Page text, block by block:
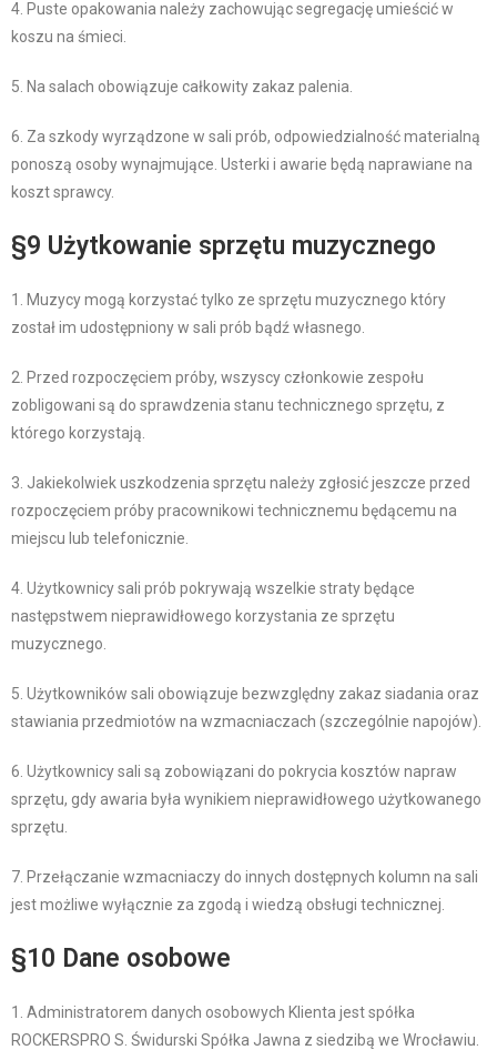
4. Puste opakowania należy zachowując segregację umieścić w
koszu na śmieci.
5. Na salach obowiązuje całkowity zakaz palenia.
6. Za szkody wyrządzone w sali prób, odpowiedzialność materialną
ponoszą osoby wynajmujące. Usterki i awarie będą naprawiane na
koszt sprawcy.
§9 Użytkowanie sprzętu muzycznego
1. Muzycy mogą korzystać tylko ze sprzętu muzycznego który
został im udostępniony w sali prób bądź własnego.
2. Przed rozpoczęciem próby, wszyscy członkowie zespołu
zobligowani są do sprawdzenia stanu technicznego sprzętu, z
którego korzystają.
3. Jakiekolwiek uszkodzenia sprzętu należy zgłosić jeszcze przed
rozpoczęciem próby pracownikowi technicznemu będącemu na
miejscu lub telefonicznie.
4. Użytkownicy sali prób pokrywają wszelkie straty będące
następstwem nieprawidłowego korzystania ze sprzętu
muzycznego.
5. Użytkowników sali obowiązuje bezwzględny zakaz siadania oraz
stawiania przedmiotów na wzmacniaczach (szczególnie napojów).
6. Użytkownicy sali są zobowiązani do pokrycia kosztów napraw
sprzętu, gdy awaria była wynikiem nieprawidłowego użytkowanego
sprzętu.
7. Przełączanie wzmacniaczy do innych dostępnych kolumn na sali
jest możliwe wyłącznie za zgodą i wiedzą obsługi technicznej.
§10 Dane osobowe
1. Administratorem danych osobowych Klienta jest spółka
ROCKERSPRO S. Świdurski Spółka Jawna z siedzibą we Wrocławiu.